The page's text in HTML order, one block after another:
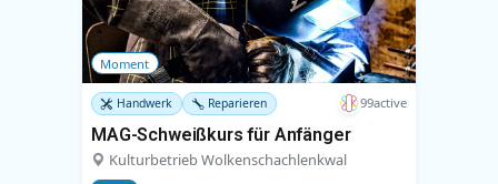
Moment
Handwerk Reparieren 99active
MAG-Schweißkurs für Anfänger
Kulturbetrieb Wolkenschachlenkwal